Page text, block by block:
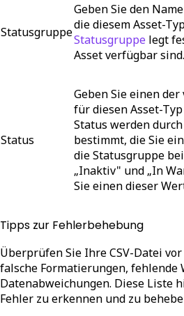
Statusgruppe
Geben Sie den
die diesem Asset-
Statusgruppe legt
Asset verfügbar sind.
Status
Geben Sie einen
für diesen Asset-
Status werden
bestimmt, die Sie
die Statusgruppe
„Inaktiv" und „In
Sie einen dieser
Tipps zur Fehlerbehebung
Überprüfen Sie Ihre CSV-Datei
falsche Formatierungen, fehlende
Datenabweichungen. Diese Liste
Fehler zu erkennen und zu